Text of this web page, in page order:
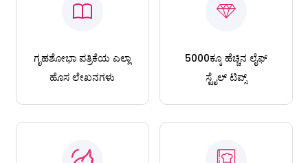
ಗೃಹಶೋಭಾ ಪತ್ರಿಕೆಯ ಎಲ್ಲಾ
ಹೊಸ ಲೇಖನಗಳು
5000ಕ್ಕೂ ಹೆಚ್ಚಿನ ಲೈಫ್
ಸ್ಟೈಲ್ ಟಿಪ್ಸ್